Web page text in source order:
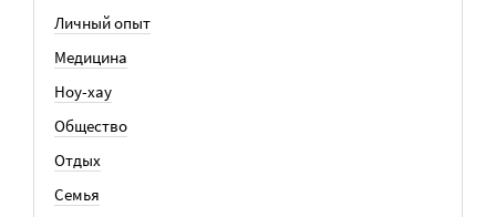
Личный опыт
Медицина
Ноу-хау
Общество
Отдых
Семья